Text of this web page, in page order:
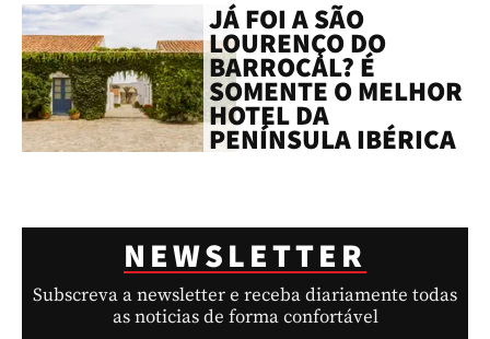
JÁ FOI A SÃO
LOURENÇO DO
BARROCAL? É
SOMENTE O MELHOR
HOTEL DA
PENÍNSULA IBÉRICA
NEWSLETTER
Subscreva a newsletter e receba diariamente todas
as noticias de forma confortável